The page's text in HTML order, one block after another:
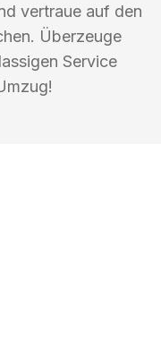
vertraue auf den
Überzeuge
Service